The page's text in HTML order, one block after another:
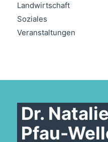
Landwirtschaft
Soziales
Veranstaltungen
Dr. Natalie
Pfau-